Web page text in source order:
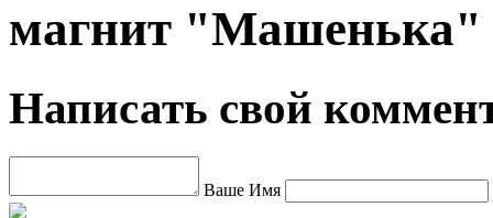
магнит "Машенька"
Написать свой
Ваше Имя